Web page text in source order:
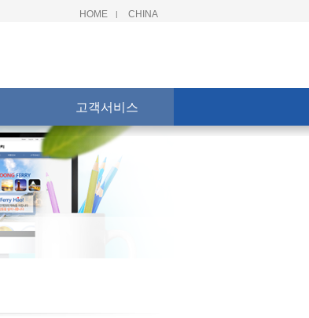
HOME | CHINA
고객서비스